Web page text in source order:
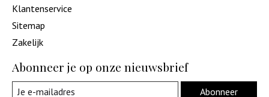
Klantenservice
Sitemap
Zakelijk
Abonneer je op onze nieuwsbrief
Abonneer